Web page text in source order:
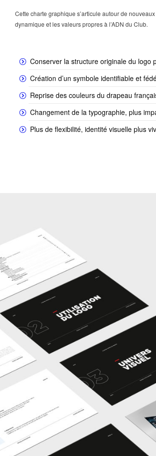
Cette charte graphique s’articule autour de
dynamique et les valeurs propres à l’ADN du Club.
Conserver la structure originale du logo
Création d’un symbole identifiable et
Reprise des couleurs du drapeau
Changement de la typographie, plus
Plus de flexibilité, identité visuelle plus